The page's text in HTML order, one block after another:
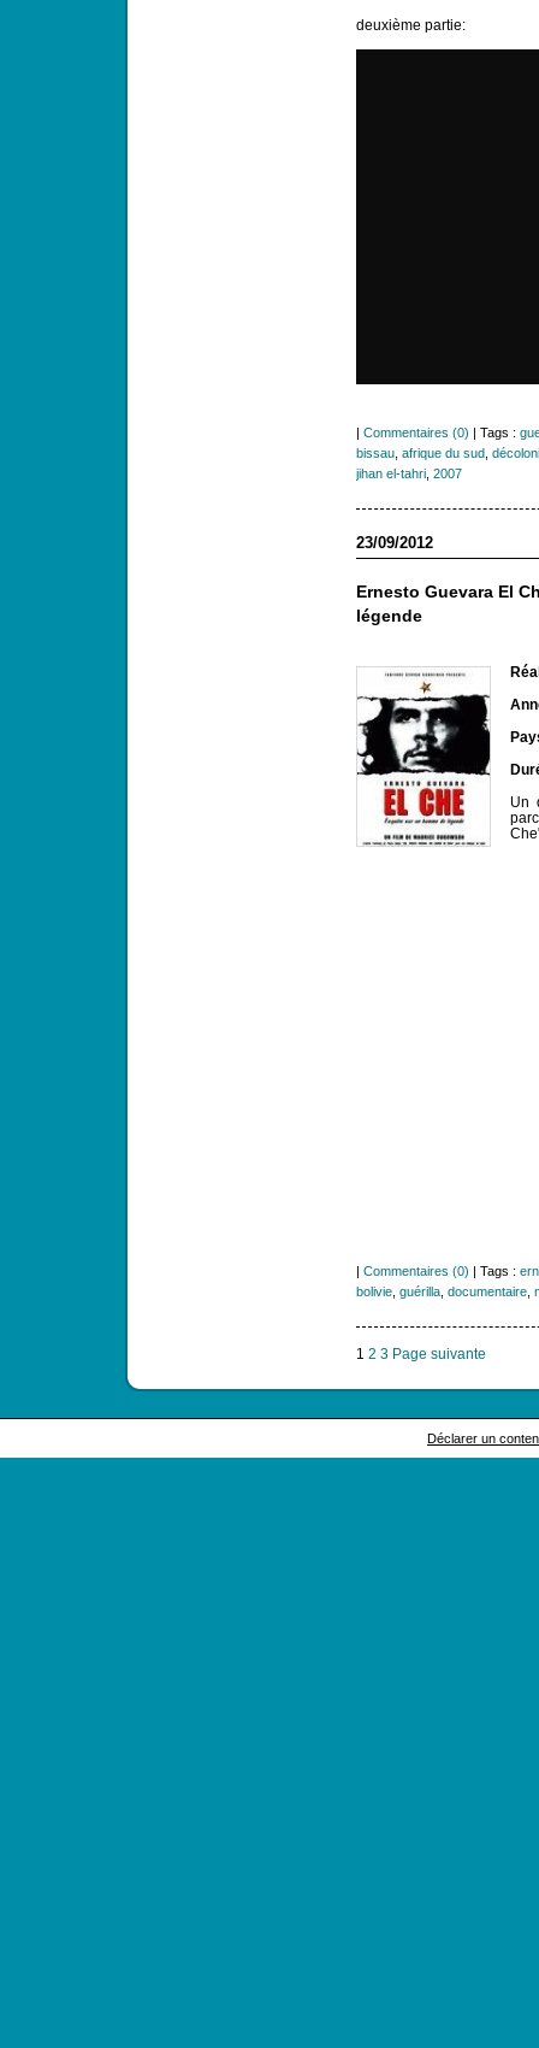
deuxième partie:
| Commentaires (0) | Tags :
bissau, afrique du sud,
jihan el-tahri, 2007
23/09/2012
Ernesto Guevara El
légende
Un
| Commentaires (0) | Tags :
bolivie, guérilla, documentaire,
1 2 3 Page suivante
Déclarer un